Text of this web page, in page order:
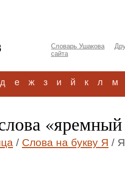
Словарь Ушакова
сайта
д е ж з и й к л м
/ Слова на букву Я /